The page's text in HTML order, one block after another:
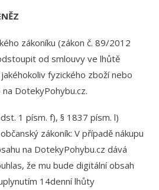
zákoníku (zákon č. 89/2012
od smlouvy ve lhůtě
fyzického zboží nebo
DotekyPohybu.cz.
1 písm. f), § 1837 písm. l)
zákoník: V případě nákupu
na DotekyPohybu.cz dává
že mu bude digitální obsah
14denní lhůty